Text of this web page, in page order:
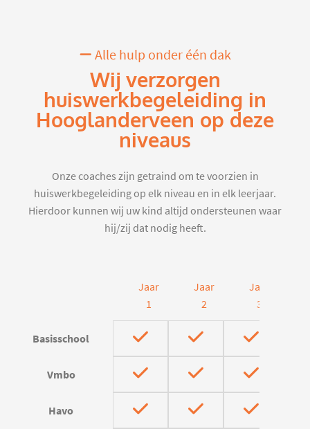
Alle hulp onder één dak
Wij verzorgen
huiswerkbegeleiding in
Hooglanderveen op deze
niveaus
Onze coaches zijn getraind om te voorzien in
huiswerkbegeleiding op elk niveau en in elk leerjaar.
Hierdoor kunnen wij uw kind altijd ondersteunen waar
hij/zij dat nodig heeft.
Jaar
1
Jaar
2
Jaar
3
Basisschool
Vmbo
Havo